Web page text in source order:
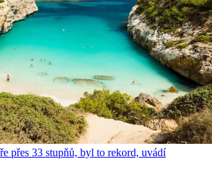
přes 33 stupňů, byl to rekord, uvádí